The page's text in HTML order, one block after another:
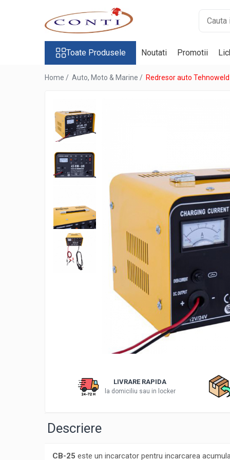
Toate Produsele
Casa si Gradina
Drujbe si fierastraie cu lant
Fierastraie pentru busteni
Foarfeci de gradina
Masini de tuns iarba si accesorii
Motocoase si accesorii
Masini de batut stalpi
Sisteme combinate &
Tocatoare de crengi si resturi
Storcatoare de rosii
Gradina & Terasa
Toate Produsele Noutati Promotii
Home / Auto, Moto & Marine / Redresor auto
LIVRARE RAPIDA
la domiciliu sau in locker
Descriere
CB-25 este un incarcator pentru incarcarea